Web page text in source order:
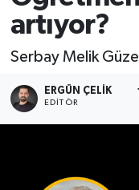
artıyor?
Serbay Melik Güzel
ERGÜN ÇELIK
EDITÖR
Tire Trafik
Tüm Manşetler
Son Dakika